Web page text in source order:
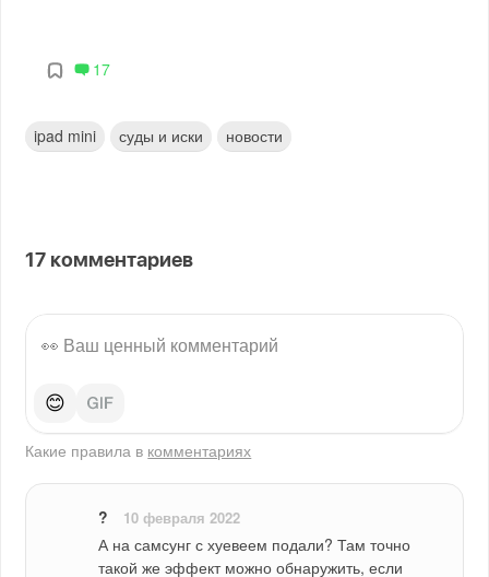
17
ipad mini суды и иски новости
17 комментариев
😊
Какие правила в комментариях
​? 10 февраля 2022
А на самсунг с хуевеем подали? Там точно
такой же эффект можно обнаружить, если